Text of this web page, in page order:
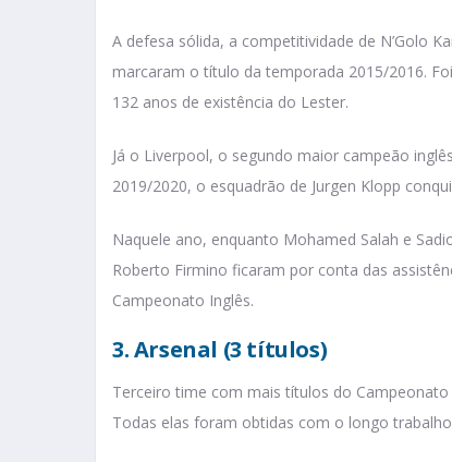
A defesa sólida, a competitividade de N’Golo
marcaram o título da temporada 2015/2016.
132 anos de existência do Lester.
Já o Liverpool, o segundo maior campeão
2019/2020, o esquadrão de Jurgen Klopp
Naquele ano, enquanto Mohamed Salah e
Roberto Firmino ficaram por conta das
Campeonato Inglês.
3. Arsenal (3 títulos)
Terceiro time com mais títulos do
Todas elas foram obtidas com o longo